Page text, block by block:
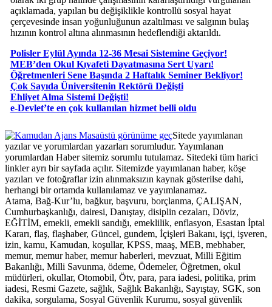
açıklamada, yapılan bu değişiklikle kontrollü sosyal hayat
çerçevesinde insan yoğunluğunun azaltılması ve salgının bulaş
hızının kontrol altına alınmasının hedeflendiği aktarıldı.
Polisler Eylül Ayında 12-36 Mesai Sistemine Geçiyor!
MEB’den Okul Kıyafeti Dayatmasına Sert Uyarı!
Öğretmenleri Sene Başında 2 Haftalık Seminer Bekliyor!
Çok Sayıda Üniversitenin Rektörü Değişti
Ehliyet Alma Sistemi Değişti!
e-Devlet’te en çok kullanılan hizmet belli oldu
Masaüstü görünüme geçSitede yayımlanan
yazılar ve yorumlardan yazarları sorumludur. Yayımlanan
yorumlardan Haber sitemiz sorumlu tutulamaz. Sitedeki tüm harici
linkler ayrı bir sayfada açılır. Sitemizde yayımlanan haber, köşe
yazıları ve fotoğraflar izin alınmaksızın kaynak gösterilse dahi,
herhangi bir ortamda kullanılamaz ve yayımlanamaz.
Atama, Bağ-Kur’lu, bağkur, başvuru, borçlanma, ÇALIŞAN,
Cumhurbaşkanlığı, dairesi, Danıştay, disiplin cezaları, Döviz,
EĞİTİM, emekli, emekli sandığı, emeklilik, enflasyon, Esastan İptal
Kararı, flaş, flaşhaber, Güncel, gundem, İçişleri Bakanı, işçi, işveren,
izin, kamu, Kamudan, koşullar, KPSS, maaş, MEB, mebhaber,
memur, memur haber, memur haberleri, mevzuat, Milli Eğitim
Bakanlığı, Milli Savunma, ödeme, Ödemeler, Öğretmen, okul
müdürleri, okullar, Otomobil, Ötv, para, para iadesi, politika, prim
iadesi, Resmi Gazete, sağlık, Sağlık Bakanlığı, Sayıştay, SGK, son
dakika, sorgulama, Sosyal Güvenlik Kurumu, sosyal güvenlik